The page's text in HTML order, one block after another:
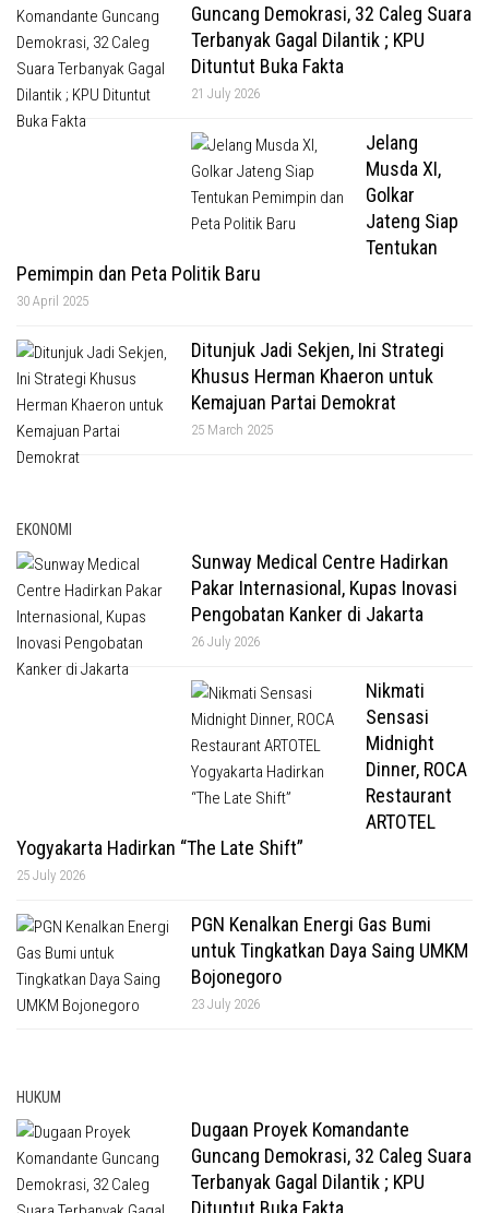
Guncang Demokrasi, 32 Caleg Suara
Terbanyak Gagal Dilantik ; KPU
Dituntut Buka Fakta
21 July 2026
Jelang
Musda XI,
Golkar
Jateng Siap
Tentukan
Pemimpin dan Peta Politik Baru
30 April 2025
Ditunjuk Jadi Sekjen, Ini Strategi
Khusus Herman Khaeron untuk
Kemajuan Partai Demokrat
25 March 2025
EKONOMI
Sunway Medical Centre Hadirkan
Pakar Internasional, Kupas Inovasi
Pengobatan Kanker di Jakarta
26 July 2026
Nikmati
Sensasi
Midnight
Dinner, ROCA
Restaurant
ARTOTEL
Yogyakarta Hadirkan “The Late Shift”
25 July 2026
PGN Kenalkan Energi Gas Bumi
untuk Tingkatkan Daya Saing UMKM
Bojonegoro
23 July 2026
HUKUM
Dugaan Proyek Komandante
Guncang Demokrasi, 32 Caleg Suara
Terbanyak Gagal Dilantik ; KPU
Dituntut Buka Fakta